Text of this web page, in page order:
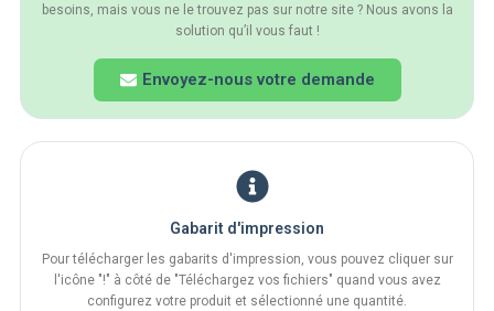
besoins, mais vous ne le trouvez pas sur notre site ? Nous avons la
solution qu’il vous faut !
Envoyez-nous votre demande
Gabarit d'impression
Pour télécharger les gabarits d'impression, vous pouvez cliquer sur
l'icône "!" à côté de "Téléchargez vos fichiers" quand vous avez
configurez votre produit et sélectionné une quantité.